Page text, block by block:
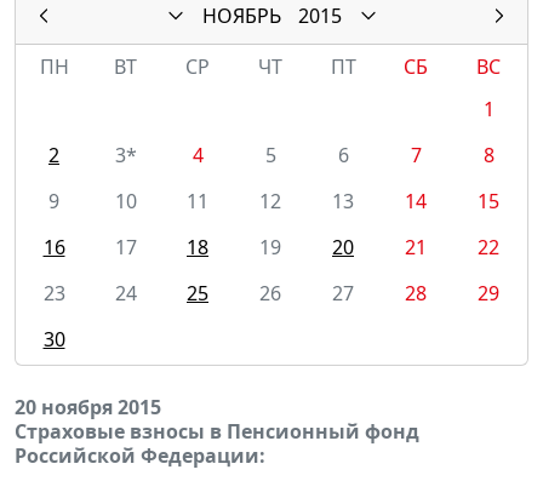
НОЯБРЬ
2015
ПН
ВТ СР ЧТ ПТ СБ
ВС
1
2
3* 4 5 6 7
8
9
10 11 12 13 14
15
16
17 18 19 20 21
22
23
24 25 26 27 28
29
30
20 ноября 2015
Страховые взносы в Пенсионный фонд
Российской Федерации: